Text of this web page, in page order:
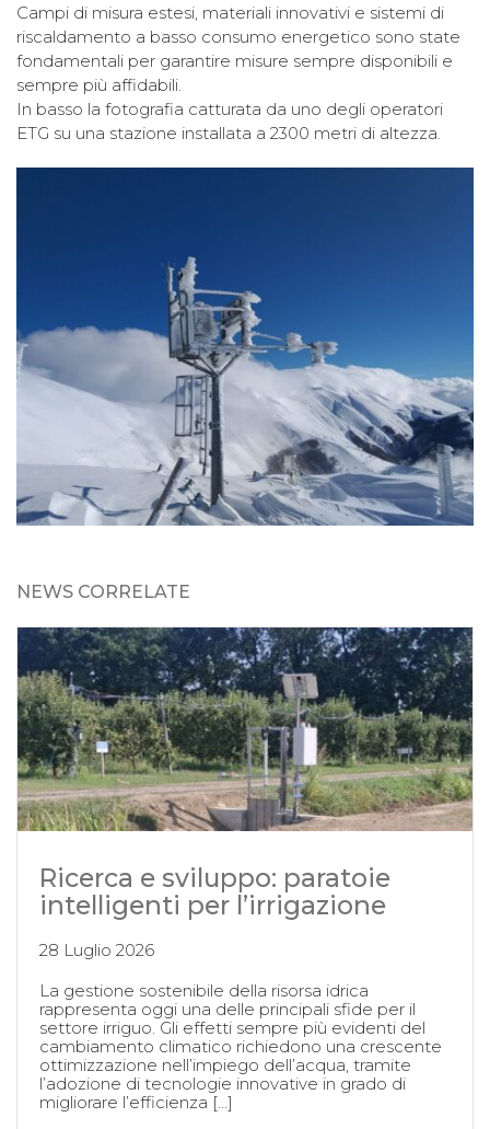
Campi di misura estesi, materiali innovativi e sistemi di
riscaldamento a basso consumo energetico sono state
fondamentali per garantire misure sempre disponibili e
sempre più affidabili.
In basso la fotografia catturata da uno degli operatori
ETG su una stazione installata a 2300 metri di altezza.
NEWS CORRELATE
Ricerca e sviluppo: paratoie
intelligenti per l’irrigazione
28 Luglio 2026
La gestione sostenibile della risorsa idrica
rappresenta oggi una delle principali sfide per il
settore irriguo. Gli effetti sempre più evidenti del
cambiamento climatico richiedono una crescente
ottimizzazione nell’impiego dell’acqua, tramite
l’adozione di tecnologie innovative in grado di
migliorare l’efficienza […]